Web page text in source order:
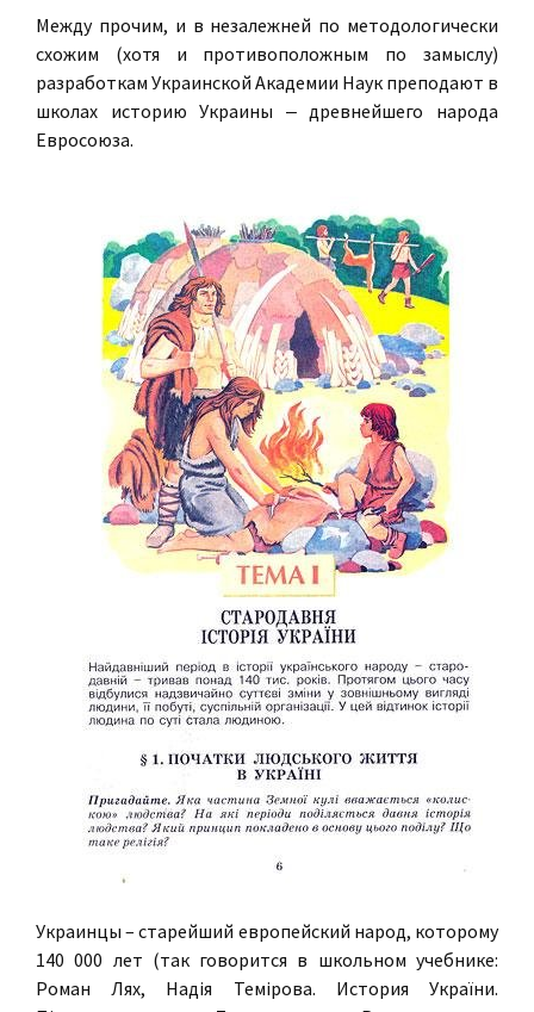
Между прочим, и в незалежней по методологически
схожим (хотя и противоположным по замыслу)
разработкам Украинской Академии Наук преподают в
школах историю Украины ‒ древнейшего народа
Евросоюза.
Украинцы – старейший европейский народ, которому
140 000 лет (так говорится в школьном учебнике:
Роман Лях, Надiя Темiрова. История України.